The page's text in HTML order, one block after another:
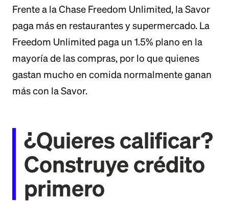
Frente a la Chase Freedom Unlimited, la Savor
paga más en restaurantes y supermercado. La
Freedom Unlimited paga un 1.5% plano en la
mayoría de las compras, por lo que quienes
gastan mucho en comida normalmente ganan
más con la Savor.
¿Quieres calificar?
Construye crédito
primero